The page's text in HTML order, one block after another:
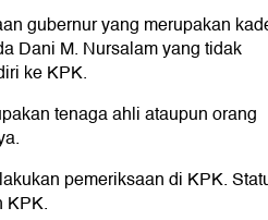
gubernur yang merupakan
Dani M. Nursalam yang tidak
ke KPK.
tenaga ahli ataupun orang
pemeriksaan di KPK.
KPK.